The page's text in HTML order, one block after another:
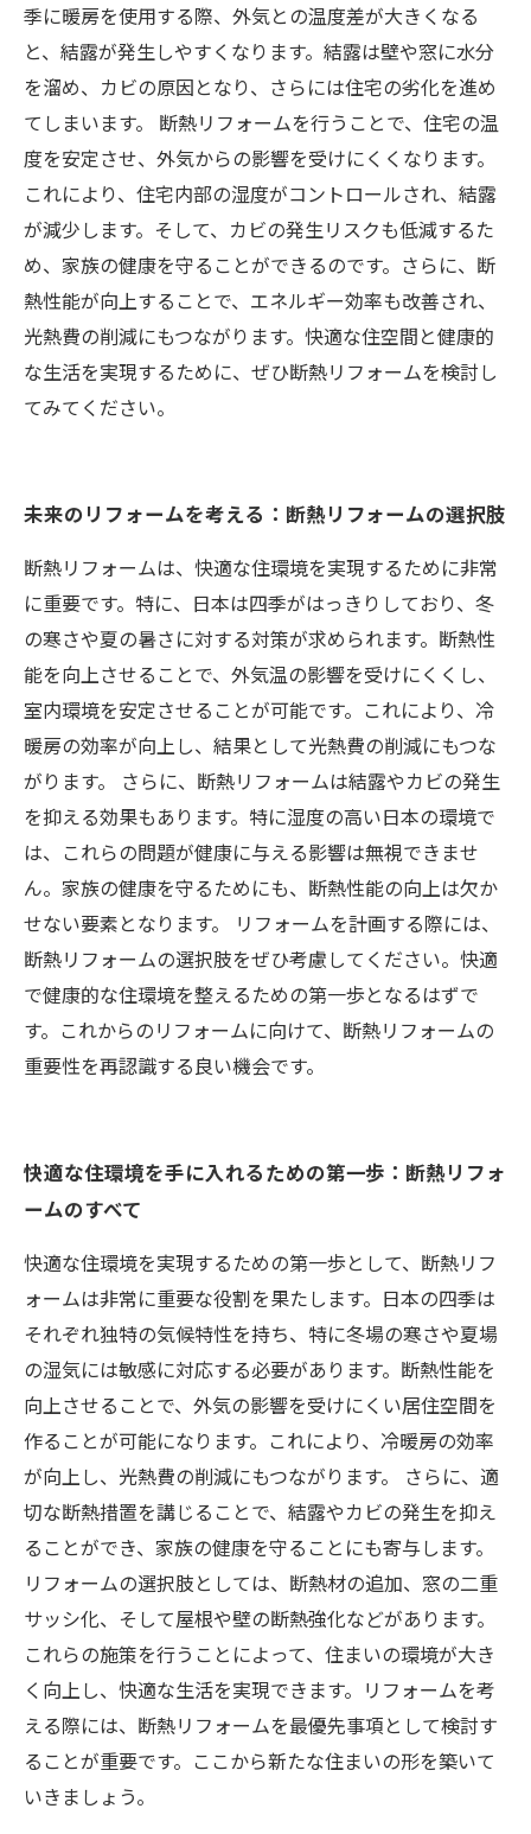
季に暖房を使用する際、外気との温度差が大きくなる
と、結露が発生しやすくなります。結露は壁や窓に水分
を溜め、カビの原因となり、さらには住宅の劣化を進め
てしまいます。 断熱リフォームを行うことで、住宅の温
度を安定させ、外気からの影響を受けにくくなります。
これにより、住宅内部の湿度がコントロールされ、結露
が減少します。そして、カビの発生リスクも低減するた
め、家族の健康を守ることができるのです。さらに、断
熱性能が向上することで、エネルギー効率も改善され、
光熱費の削減にもつながります。快適な住空間と健康的
な生活を実現するために、ぜひ断熱リフォームを検討し
てみてください。
未来のリフォームを考える：断熱リフォームの選択肢
断熱リフォームは、快適な住環境を実現するために非常
に重要です。特に、日本は四季がはっきりしており、冬
の寒さや夏の暑さに対する対策が求められます。断熱性
能を向上させることで、外気温の影響を受けにくくし、
室内環境を安定させることが可能です。これにより、冷
暖房の効率が向上し、結果として光熱費の削減にもつな
がります。 さらに、断熱リフォームは結露やカビの発生
を抑える効果もあります。特に湿度の高い日本の環境で
は、これらの問題が健康に与える影響は無視できませ
ん。家族の健康を守るためにも、断熱性能の向上は欠か
せない要素となります。 リフォームを計画する際には、
断熱リフォームの選択肢をぜひ考慮してください。快適
で健康的な住環境を整えるための第一歩となるはずで
す。これからのリフォームに向けて、断熱リフォームの
重要性を再認識する良い機会です。
快適な住環境を手に入れるための第一歩：断熱リフォ
ームのすべて
快適な住環境を実現するための第一歩として、断熱リフ
ォームは非常に重要な役割を果たします。日本の四季は
それぞれ独特の気候特性を持ち、特に冬場の寒さや夏場
の湿気には敏感に対応する必要があります。断熱性能を
向上させることで、外気の影響を受けにくい居住空間を
作ることが可能になります。これにより、冷暖房の効率
が向上し、光熱費の削減にもつながります。 さらに、適
切な断熱措置を講じることで、結露やカビの発生を抑え
ることができ、家族の健康を守ることにも寄与します。
リフォームの選択肢としては、断熱材の追加、窓の二重
サッシ化、そして屋根や壁の断熱強化などがあります。
これらの施策を行うことによって、住まいの環境が大き
く向上し、快適な生活を実現できます。リフォームを考
える際には、断熱リフォームを最優先事項として検討す
ることが重要です。ここから新たな住まいの形を築いて
いきましょう。